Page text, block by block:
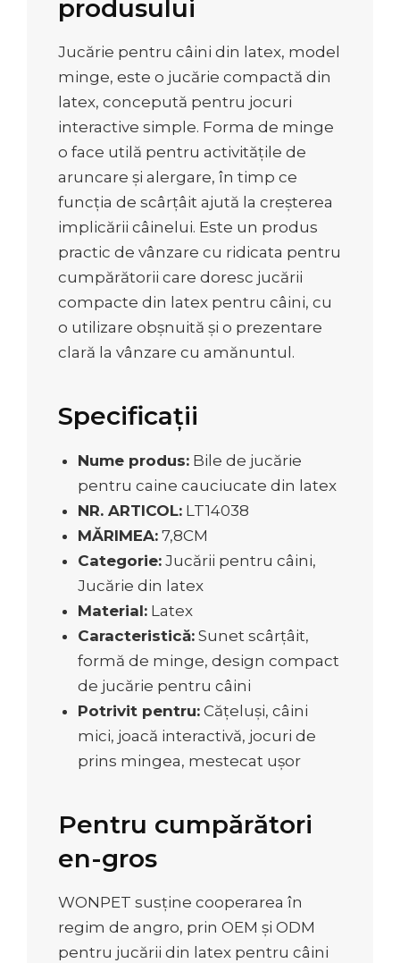
produsului
Jucărie pentru câini din latex, model
minge, este o jucărie compactă din
latex, concepută pentru jocuri
interactive simple. Forma de minge
o face utilă pentru activitățile de
aruncare și alergare, în timp ce
funcția de scârțâit ajută la creșterea
implicării câinelui. Este un produs
practic de vânzare cu ridicata pentru
cumpărătorii care doresc jucării
compacte din latex pentru câini, cu
o utilizare obșnuită și o prezentare
clară la vânzare cu amănuntul.
Specificații
Nume produs: Bile de jucărie
pentru caine cauciucate din latex
NR. ARTICOL: LT14038
MĂRIMEA: 7,8CM
Categorie: Jucării pentru câini,
Jucărie din latex
Material: Latex
Caracteristică: Sunet scârțâit,
formă de minge, design compact
de jucărie pentru câini
Potrivit pentru: Cățeluși, câini
mici, joacă interactivă, jocuri de
prins mingea, mestecat ușor
Pentru cumpărători
en-gros
WONPET susține cooperarea în
regim de angro, prin OEM și ODM
pentru jucării din latex pentru câini